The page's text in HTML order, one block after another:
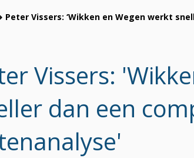
Peter Vissers: ‘Wikken en Wegen werkt
Vissers:
dan een